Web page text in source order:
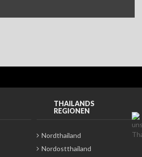
THAILANDS
REGIONEN
Nordthailand
Nordostthailand